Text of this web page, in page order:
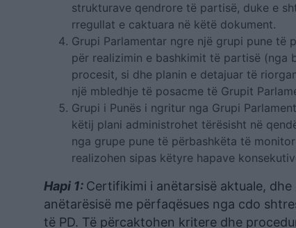
strukturave qendrore të partisë, duke e
rregullat e caktuara në këtë dokument.
Grupi Parlamentar ngre një grupi pune
për realizimin e bashkimit të partisë (nga
procesit, si dhe planin e detajuar të
një mbledhje të posacme të Grupit
Grupi i Punës i ngritur nga Grupi
këtij plani administrohet tërësisht në
nga grupe pune të përbashkëta të
realizohen sipas këtyre hapave
Hapi 1: Certifikimi i anëtarsisë aktuale,
anëtarësisë me përfaqësues nga cdo
të PD. Të përcaktohen kritere dhe